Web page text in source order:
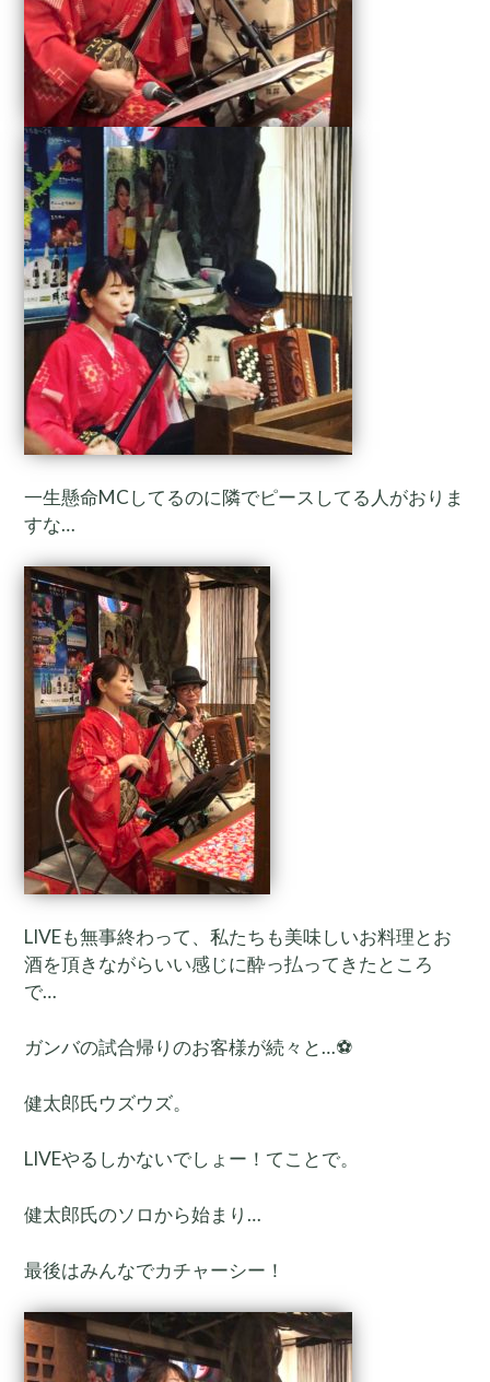
一生懸命MCしてるのに隣でピースしてる人がおりま
すな…
LIVEも無事終わって、私たちも美味しいお料理とお
酒を頂きながらいい感じに酔っ払ってきたところ
で…
ガンバの試合帰りのお客様が続々と…⚽️
健太郎氏ウズウズ。
LIVEやるしかないでしょー！てことで。
健太郎氏のソロから始まり…
最後はみんなでカチャーシー！